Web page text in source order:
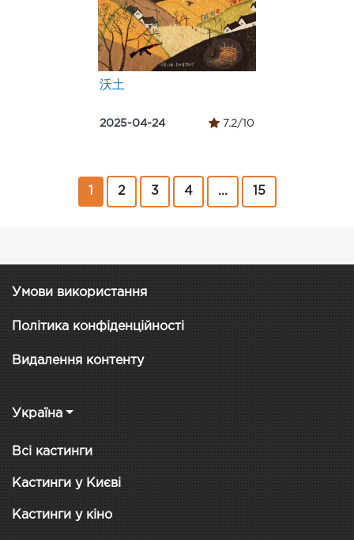
沃土
2025-04-24 7.2/10
2 3 4 ... 15
Умови використання
Політика конфіденційності
Видалення контенту
Україна
Всі кастинги
Кастинги у Києві
Кастинги у кіно